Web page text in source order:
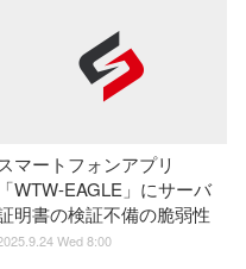
スマートフォンアプリ
「WTW-EAGLE」にサーバ
明書の検証不備の脆弱性
Wed 8:00